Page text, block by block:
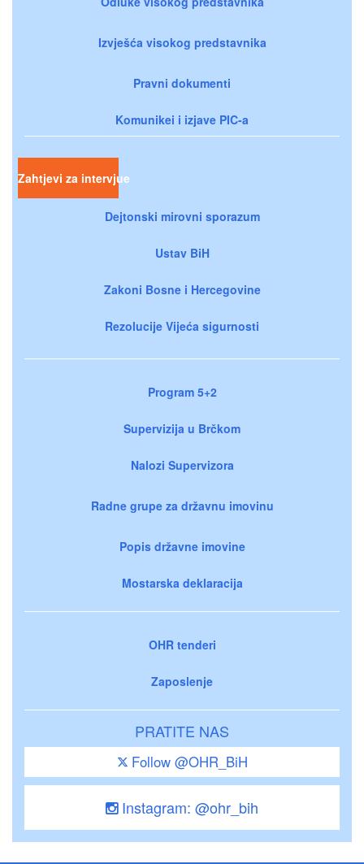
Izvješća visokog predstavnika
Pravni dokumenti
Komunikei i izjave PIC-a
Zahtjevi za intervjue
Dejtonski mirovni sporazum
Ustav BiH
Zakoni Bosne i Hercegovine
Rezolucije Vijeća sigurnosti
Program 5+2
Supervizija u Brčkom
Nalozi Supervizora
Radne grupe za državnu imovinu
Popis državne imovine
Mostarska deklaracija
OHR tenderi
Zaposlenje
PRATITE NAS
Follow @OHR_BiH
Instagram: @ohr_bih